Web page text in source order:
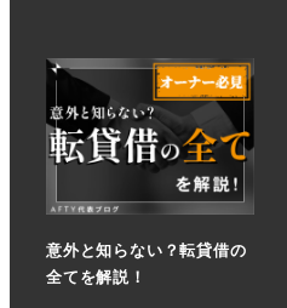
意外と知らない？転貸借の
全てを解説！